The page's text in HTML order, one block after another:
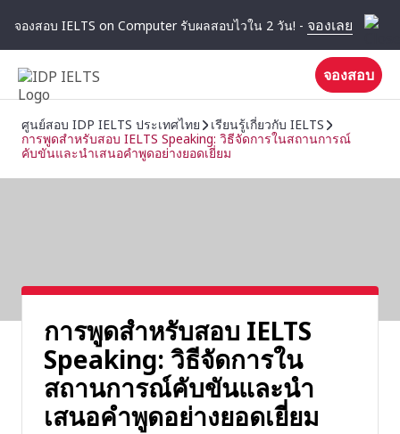
จองสอบ IELTS on Computer รับผลสอบไวใน 2 วัน! - จองเลย
จองสอบ
ศูนย์สอบ IDP IELTS ประเทศไทย
เรียนรู้เกี่ยวกับ IELTS
การพูดสำหรับสอบ IELTS Speaking: วิธีจัดการในสถานการณ์
คับขันและนำเสนอคำพูดอย่างยอดเยี่ยม
การพูดสำหรับสอบ IELTS
Speaking: วิธีจัดการใน
สถานการณ์คับขันและนำ
เสนอคำพูดอย่างยอดเยี่ยม